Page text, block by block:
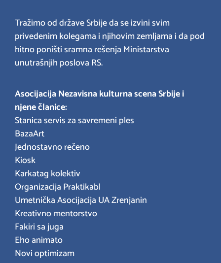
Tražimo od države Srbije da se izvini svim
privedenim kolegama i njihovim zemljama i da pod
hitno poništi sramna rešenja Ministarstva
unutrašnjih poslova RS.
Asocijacija Nezavisna kulturna scena Srbije i
njene članice:
Stanica servis za savremeni ples
BazaArt
Jednostavno rečeno
Kiosk
Karkatag kolektiv
Organizacija Praktikabl
Umetnička Asocijacija UA Zrenjanin
Kreativno mentorstvo
Fakiri sa juga
Eho animato
Novi optimizam